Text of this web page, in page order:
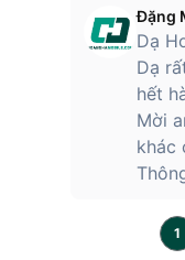
Đặng
Dạ
Dạ
hết
Mời
khác
1